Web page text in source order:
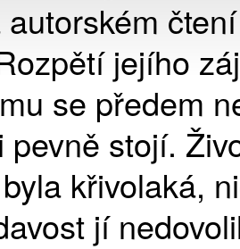
jejího
se předem
pevně stojí.
křivolaká,
jí